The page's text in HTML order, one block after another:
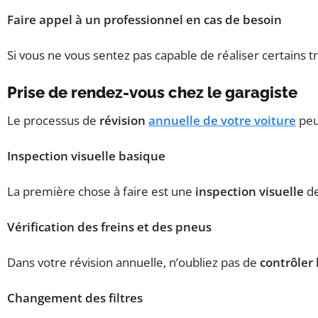
Faire appel à un professionnel en cas de besoin
Si vous ne vous sentez pas capable de réaliser
Prise de rendez-vous chez le garagiste
Le processus de révision annuelle de votre voiture
Inspection visuelle basique
La première chose à faire est une inspection visuelle
Vérification des freins et des pneus
Dans votre révision annuelle, n’oubliez pas de contrôler
Changement des filtres